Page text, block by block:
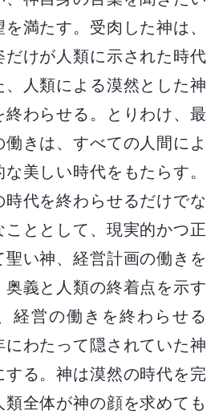
満たす。受肉した神は、
だけが人類に示された時代
、人類による漠然とした神
わらせる。とりわけ、最
きは、すべての人間によ
美しい時代をもたらす。
代を終わらせるだけでな
こととして、現実的かつ正
い神、経営計画の働きを
義と人類の終着点を示す
経営の働きを終わらせる
わたって隠されていた神
する。神は漠然の時代を完
全体が神の顔を求めても